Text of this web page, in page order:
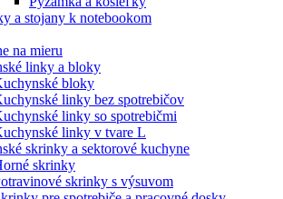
a stojany k notebookom
na mieru
linky a bloky
bloky
linky bez spotrebičov
linky so spotrebičmi
linky v tvare L
skrinky a sektorové kuchyne
skrinky
skrinky s výsuvom